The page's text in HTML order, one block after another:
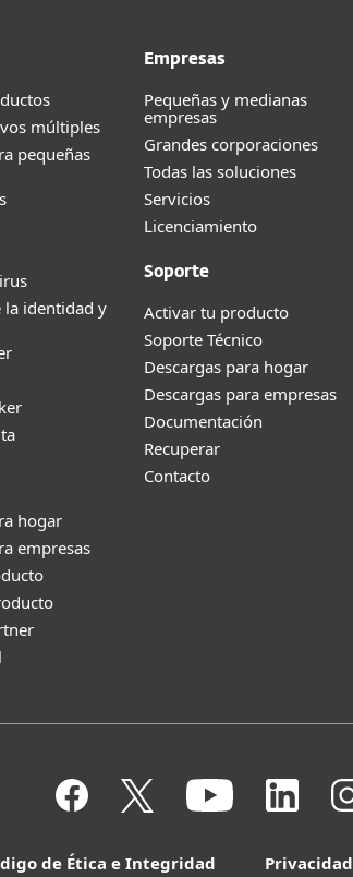
múltiples
pequeñas
la identidad y
hogar
empresas
Empresas
Pequeñas y medianas
empresas
Grandes corporaciones
Todas las soluciones
Servicios
Licenciamiento
Soporte
Activar tu producto
Soporte Técnico
Descargas para hogar
Descargas para empresas
Documentación
Recuperar
Contacto
de Ética e Integridad Privacidad